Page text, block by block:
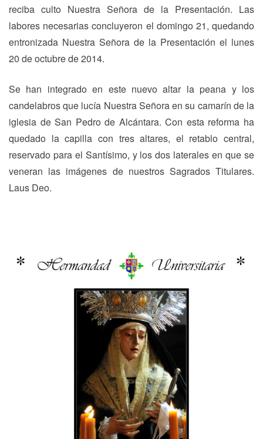
reciba culto Nuestra Señora de la Presentación. Las
labores necesarias concluyeron el domingo 21, quedando
entronizada Nuestra Señora de la Presentación el lunes
20 de octubre de 2014.
Se han integrado en este nuevo altar la peana y los
candelabros que lucía Nuestra Señora en su camarín de la
iglesia de San Pedro de Alcántara. Con esta reforma ha
quedado la capilla con tres altares, el retablo central,
reservado para el Santísimo, y los dos laterales en que se
veneran las imágenes de nuestros Sagrados Titulares.
Laus Deo.
de
entradas